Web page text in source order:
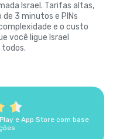
Israel. Tarifas altas,
3 minutos e PINs
e o custo
você ligue Israel
todos.
e App Store com base